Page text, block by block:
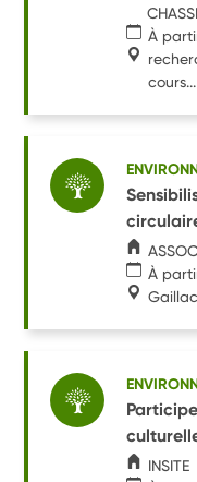
À
cours...
À
Gaillac
INSITE